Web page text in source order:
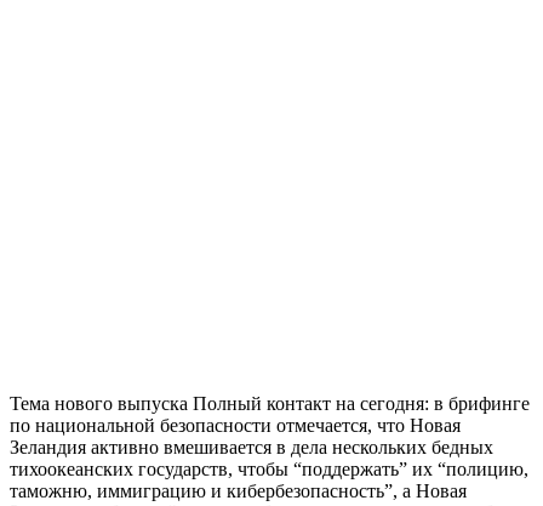
Тема нового выпуска Полный контакт на сегодня: в брифинге
по национальной безопасности отмечается, что Новая
Зеландия активно вмешивается в дела нескольких бедных
тихоокеанских государств, чтобы “поддержать” их “полицию,
таможню, иммиграцию и кибербезопасность”, а Новая